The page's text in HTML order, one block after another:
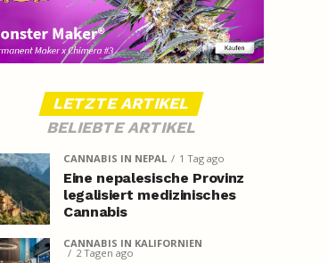
LETZTE ARTIKEL
BELIEBTE ARTIKEL
CANNABIS IN NEPAL 1 Tag ago
Eine nepalesische Provinz
legalisiert medizinisches
Cannabis
CANNABIS IN KALIFORNIEN
2 Tagen ago